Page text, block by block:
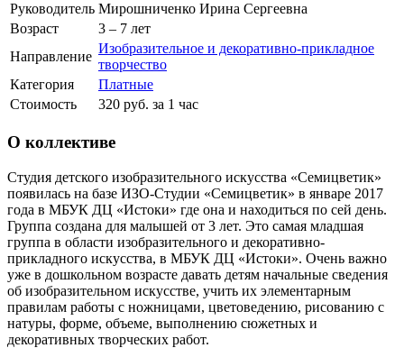
Руководитель Мирошниченко Ирина Сергеевна
Возраст
3 – 7 лет
Направление
Изобразительное и декоративно-прикладное
творчество
Категория
Платные
Стоимость
320 руб. за 1 час
О коллективе
Студия детского изобразительного искусства «Семицветик»
появилась на базе ИЗО-Студии «Семицветик» в январе 2017
года в МБУК ДЦ «Истоки» где она и находиться по сей день.
Группа создана для малышей от 3 лет. Это самая младшая
группа в области изобразительного и декоративно-
прикладного искусства, в МБУК ДЦ «Истоки». Очень важно
уже в дошкольном возрасте давать детям начальные сведения
об изобразительном искусстве, учить их элементарным
правилам работы с ножницами, цветоведению, рисованию с
натуры, форме, объеме, выполнению сюжетных и
декоративных творческих работ.